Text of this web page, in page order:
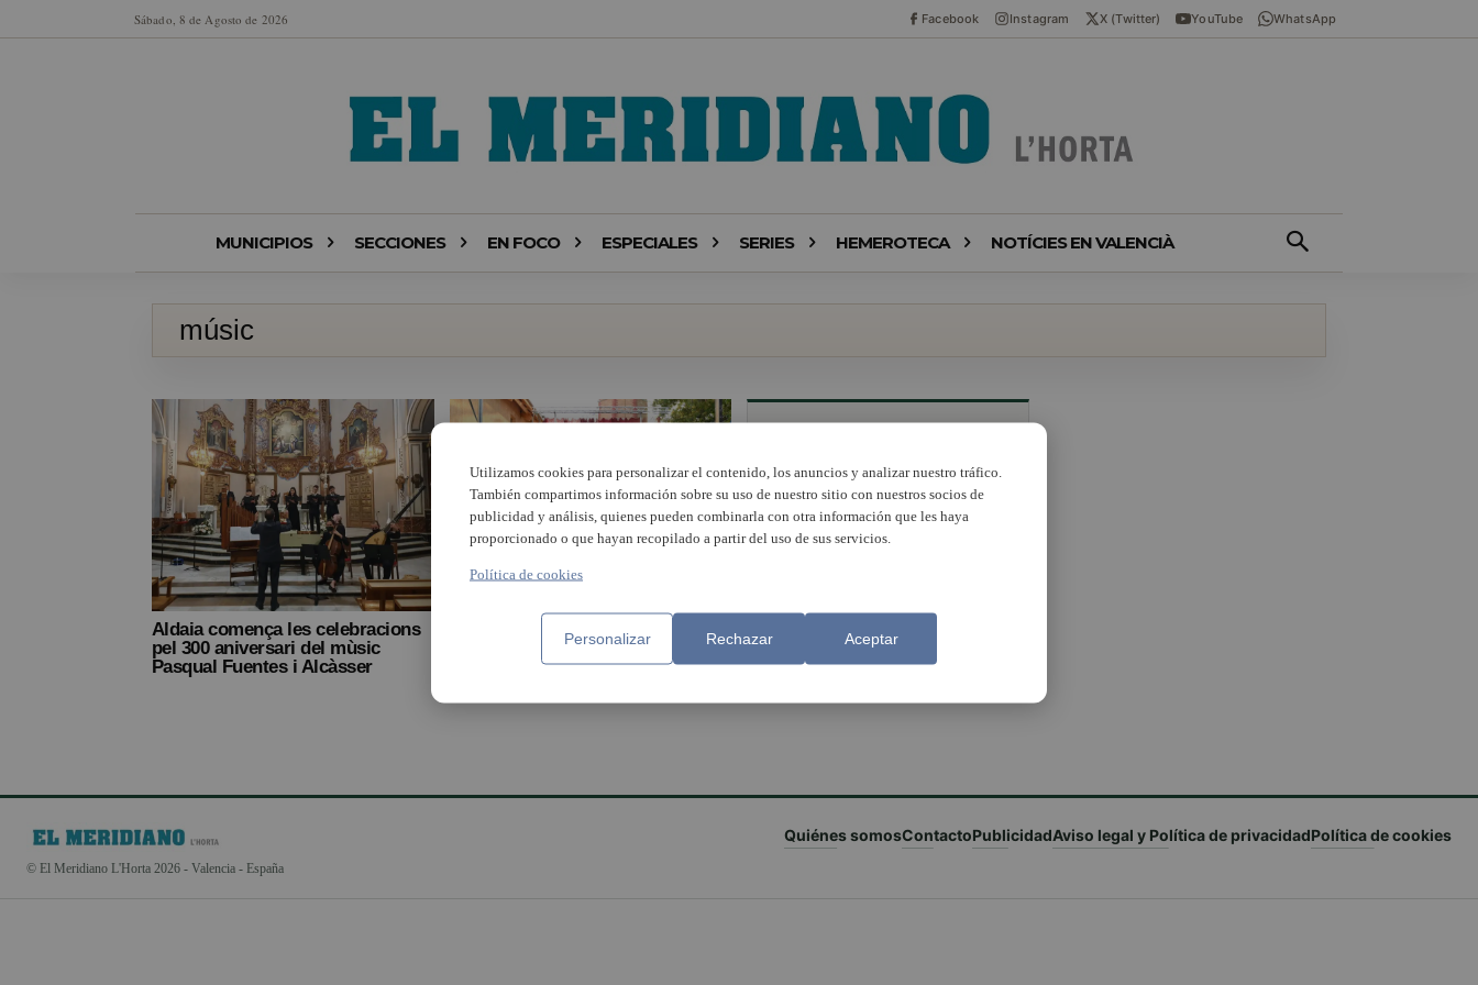
Sábado, 8 de Agosto de 2026 Facebook Instagram X (Twitter) YouTube WhatsApp
MUNICIPIOS SECCIONES EN FOCO ESPECIALES SERIES HEMEROTECA NOTÍCIES EN VALENCIÀ
músic
Aldaia comença les celebracions
pel 300 aniversari del mùsic
Pasqual Fuentes i Alcàsser
Paiporta homenatja a Vicente
Reconeixement al músic
aldaier Hugo Chinesta en
© El Meridiano L'Horta 2026 - Valencia - España
Quiénes somosContactoPublicidadAviso legal y Política de privacidadPolítica de cookies
Utilizamos cookies para personalizar el contenido, los anuncios y analizar nuestro tráfico.
También compartimos información sobre su uso de nuestro sitio con nuestros socios de
publicidad y análisis, quienes pueden combinarla con otra información que les haya
proporcionado o que hayan recopilado a partir del uso de sus servicios.
Política de cookies
Personalizar Rechazar Aceptar